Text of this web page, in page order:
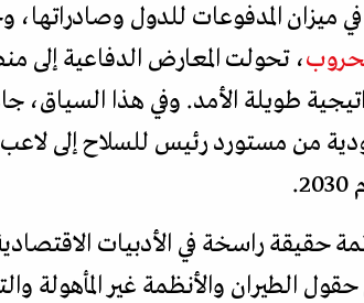
في ميزان المدفوعات للدول
، تحولت المعارض الدفاعية
حقيقة راسخة في الأدبيات
الطيران والأنظمة غير المأهولة